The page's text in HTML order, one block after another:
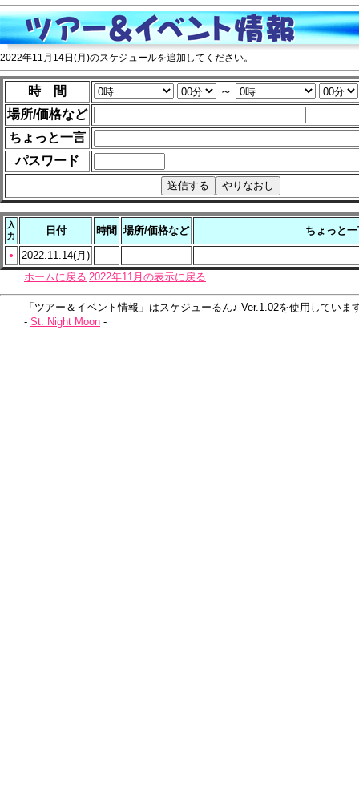
2022年11月14日(月)のスケジュールを追加してください。
時 間
～
場所/価格など
ちょっと一言
パスワード
入
力
日付 時間 場所/価格など ちょっと
●
2022.11.14(月)
ホームに戻る 2022年11月の表示に戻る
「ツアー＆イベント情報」はスケジューるん♪ Ver.1.02を使用していま
- St. Night Moon -